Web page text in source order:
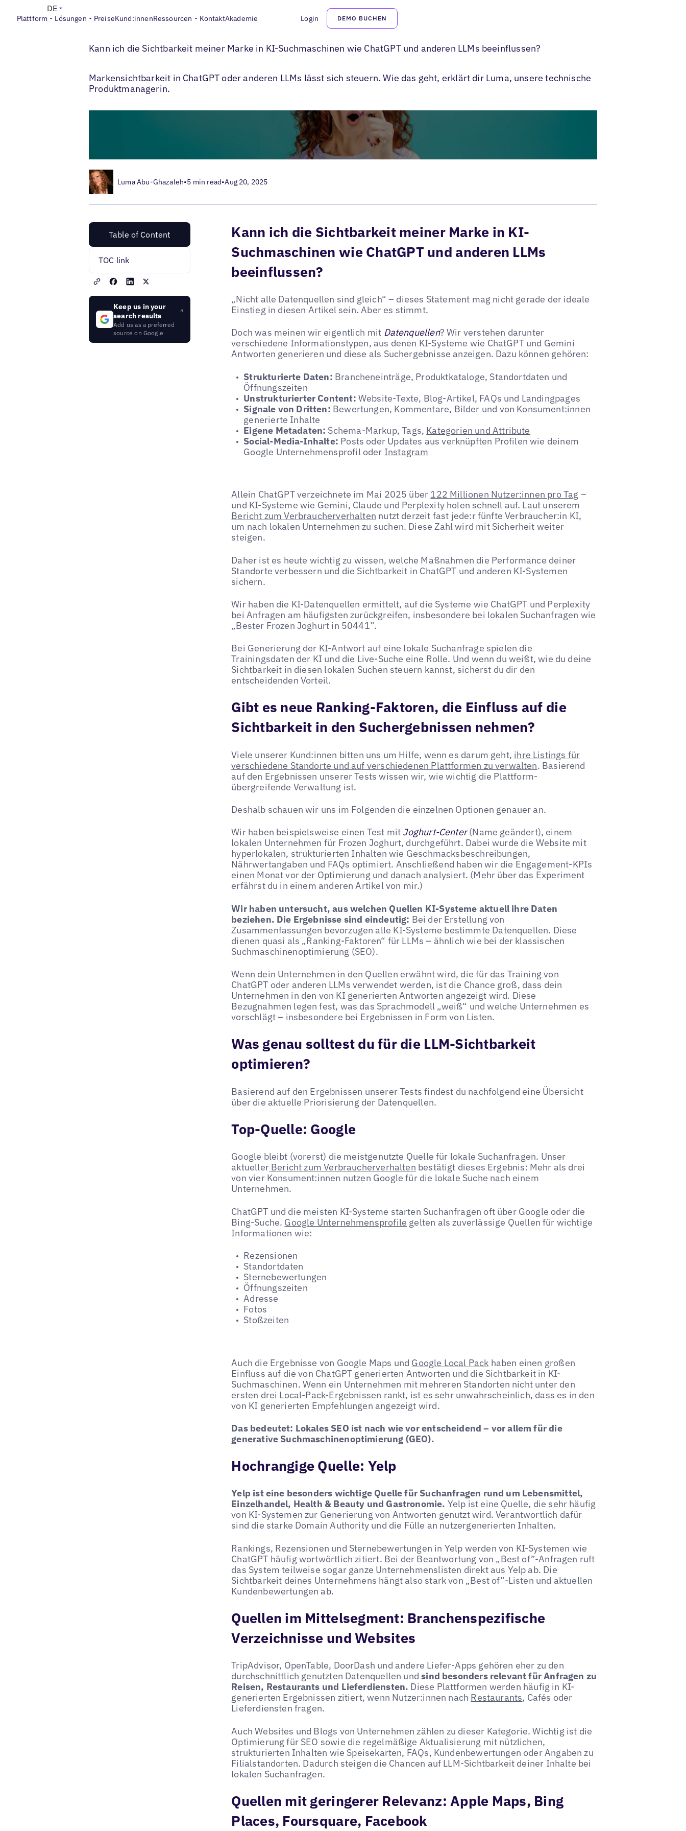
Plattform Lösungen PreiseKund:innenRessourcen KontaktAkademie Login DEMO BUCHEN
DE
Blogs> Lokales SEO>
Kann ich die Sichtbarkeit meiner Marke in KI-Suchmaschinen wie ChatGPT und anderen LLMs beeinflussen?
Markensichtbarkeit in ChatGPT oder anderen LLMs lässt sich steuern. Wie das geht, erklärt dir Luma, unsere technische
Produktmanagerin.
Luma Abu-Ghazaleh•5 min read•Aug 20, 2025
Table of Content
TOC link
Keep us in your
search results
Add us as a preferred
source on Google
Kann ich die Sichtbarkeit meiner Marke in KI-
Suchmaschinen wie ChatGPT und anderen LLMs
beeinflussen?
„Nicht alle Datenquellen sind gleich“ – dieses Statement mag nicht gerade der ideale
Einstieg in diesen Artikel sein. Aber es stimmt.
Doch was meinen wir eigentlich mit Datenquellen? Wir verstehen darunter
verschiedene Informationstypen, aus denen KI-Systeme wie ChatGPT und Gemini
Antworten generieren und diese als Suchergebnisse anzeigen. Dazu können gehören:
Strukturierte Daten: Brancheneinträge, Produktkataloge, Standortdaten und
Öffnungszeiten
Unstrukturierter Content: Website-Texte, Blog-Artikel, FAQs und Landingpages
Signale von Dritten: Bewertungen, Kommentare, Bilder und von Konsument:innen
generierte Inhalte
Eigene Metadaten: Schema-Markup, Tags, Kategorien und Attribute
Social-Media-Inhalte: Posts oder Updates aus verknüpften Profilen wie deinem
Google Unternehmensprofil oder Instagram
Allein ChatGPT verzeichnete im Mai 2025 über 122 Millionen Nutzer:innen pro Tag –
und KI-Systeme wie Gemini, Claude und Perplexity holen schnell auf. Laut unserem
Bericht zum Verbraucherverhalten nutzt derzeit fast jede:r fünfte Verbraucher:in KI,
um nach lokalen Unternehmen zu suchen. Diese Zahl wird mit Sicherheit weiter
steigen.
Daher ist es heute wichtig zu wissen, welche Maßnahmen die Performance deiner
Standorte verbessern und die Sichtbarkeit in ChatGPT und anderen KI-Systemen
sichern.
Wir haben die KI-Datenquellen ermittelt, auf die Systeme wie ChatGPT und Perplexity
bei Anfragen am häufigsten zurückgreifen, insbesondere bei lokalen Suchanfragen wie
„Bester Frozen Joghurt in 50441”.
Bei Generierung der KI-Antwort auf eine lokale Suchanfrage spielen die
Trainingsdaten der KI und die Live-Suche eine Rolle. Und wenn du weißt, wie du deine
Sichtbarkeit in diesen lokalen Suchen steuern kannst, sicherst du dir den
entscheidenden Vorteil.
Gibt es neue Ranking-Faktoren, die Einfluss auf die
Sichtbarkeit in den Suchergebnissen nehmen?
Viele unserer Kund:innen bitten uns um Hilfe, wenn es darum geht, ihre Listings für
verschiedene Standorte und auf verschiedenen Plattformen zu verwalten. Basierend
auf den Ergebnissen unserer Tests wissen wir, wie wichtig die Plattform-
übergreifende Verwaltung ist.
Deshalb schauen wir uns im Folgenden die einzelnen Optionen genauer an.
Wir haben beispielsweise einen Test mit Joghurt-Center(Name geändert), einem
lokalen Unternehmen für Frozen Joghurt, durchgeführt. Dabei wurde die Website mit
hyperlokalen, strukturierten Inhalten wie Geschmacksbeschreibungen,
Nährwertangaben und FAQs optimiert. Anschließend haben wir die Engagement-KPIs
einen Monat vor der Optimierung und danach analysiert. (Mehr über das Experiment
erfährst du in einem anderen Artikel von mir.)
Wir haben untersucht, aus welchen Quellen KI-Systeme aktuell ihre Daten
beziehen. Die Ergebnisse sind eindeutig: Bei der Erstellung von
Zusammenfassungen bevorzugen alle KI-Systeme bestimmte Datenquellen. Diese
dienen quasi als „Ranking-Faktoren“ für LLMs – ähnlich wie bei der klassischen
Suchmaschinenoptimierung (SEO).
Wenn dein Unternehmen in den Quellen erwähnt wird, die für das Training von
ChatGPT oder anderen LLMs verwendet werden, ist die Chance groß, dass dein
Unternehmen in den von KI generierten Antworten angezeigt wird. Diese
Bezugnahmen legen fest, was das Sprachmodell „weiß“ und welche Unternehmen es
vorschlägt – insbesondere bei Ergebnissen in Form von Listen.
Was genau solltest du für die LLM-Sichtbarkeit
optimieren?
Basierend auf den Ergebnissen unserer Tests findest du nachfolgend eine Übersicht
über die aktuelle Priorisierung der Datenquellen.
Top-Quelle: Google
Google bleibt (vorerst) die meistgenutzte Quelle für lokale Suchanfragen. Unser
aktuellerBericht zum Verbraucherverhalten bestätigt dieses Ergebnis: Mehr als drei
von vier Konsument:innen nutzen Google für die lokale Suche nach einem
Unternehmen.
ChatGPT und die meisten KI-Systeme starten Suchanfragen oft über Google oder die
Bing-Suche. Google Unternehmensprofile gelten als zuverlässige Quellen für wichtige
Informationen wie:
Rezensionen
Standortdaten
Sternebewertungen
Öffnungszeiten
Adresse
Fotos
Stoßzeiten
Auch die Ergebnisse von Google Maps und Google Local Pack haben einen großen
Einfluss auf die von ChatGPT generierten Antworten und die Sichtbarkeit in KI-
Suchmaschinen. Wenn ein Unternehmen mit mehreren Standorten nicht unter den
ersten drei Local-Pack-Ergebnissen rankt, ist es sehr unwahrscheinlich, dass es in den
von KI generierten Empfehlungen angezeigt wird.
Das bedeutet: Lokales SEO ist nach wie vor entscheidend – vor allem für die
generative Suchmaschinenoptimierung (GEO).
Hochrangige Quelle: Yelp
Yelp ist eine besonders wichtige Quelle für Suchanfragen rund um Lebensmittel,
Einzelhandel, Health & Beauty und Gastronomie. Yelp ist eine Quelle, die sehr häufig
von KI-Systemen zur Generierung von Antworten genutzt wird. Verantwortlich dafür
sind die starke Domain Authority und die Fülle an nutzergenerierten Inhalten.
Rankings, Rezensionen und Sternebewertungen in Yelp werden von KI-Systemen wie
ChatGPT häufig wortwörtlich zitiert. Bei der Beantwortung von „Best of”-Anfragen ruft
das System teilweise sogar ganze Unternehmenslisten direkt aus Yelp ab. Die
Sichtbarkeit deines Unternehmens hängt also stark von „Best of”-Listen und aktuellen
Kundenbewertungen ab.
Quellen im Mittelsegment: Branchenspezifische
Verzeichnisse und Websites
TripAdvisor, OpenTable, DoorDash und andere Liefer-Apps gehören eher zu den
durchschnittlich genutzten Datenquellen undsind besonders relevant für Anfragen zu
Reisen, Restaurants und Lieferdiensten. Diese Plattformen werden häufig in KI-
generierten Ergebnissen zitiert, wenn Nutzer:innen nach Restaurants, Cafés oder
Lieferdiensten fragen.
Auch Websites und Blogs von Unternehmen zählen zu dieser Kategorie. Wichtig ist die
Optimierung für SEO sowie die regelmäßige Aktualisierung mit nützlichen,
strukturierten Inhalten wie Speisekarten, FAQs, Kundenbewertungen oder Angaben zu
Filialstandorten. Dadurch steigen die Chancen auf LLM-Sichtbarkeit deiner Inhalte bei
lokalen Suchanfragen.
Quellen mit geringerer Relevanz: Apple Maps, Bing
Places, Foursquare, Facebook